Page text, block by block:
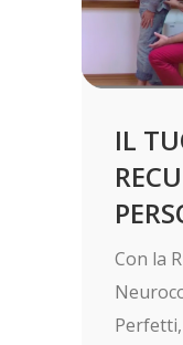
IL
Con la